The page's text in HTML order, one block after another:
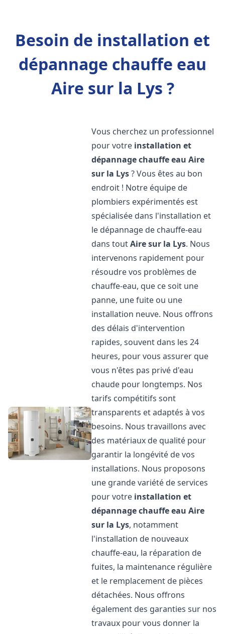
Besoin de installation et
dépannage chauffe eau
Aire sur la Lys ?
Vous cherchez un professionnel
pour votre installation et
dépannage chauffe eau Aire
sur la Lys? Vous êtes au bon
endroit ! Notre équipe de
plombiers expérimentés est
spécialisée dans l'installation et
le dépannage de chauffe-eau
dans toutAire sur la Lys. Nous
intervenons rapidement pour
résoudre vos problèmes de
chauffe-eau, que ce soit une
panne, une fuite ou une
installation neuve. Nous offrons
des délais d'intervention
rapides, souvent dans les 24
heures, pour vous assurer que
vous n'êtes pas privé d'eau
chaude pour longtemps. Nos
tarifs compétitifs sont
transparents et adaptés à vos
besoins. Nous travaillons avec
des matériaux de qualité pour
garantir la longévité de vos
installations. Nous proposons
une grande variété de services
pour votre installation et
dépannage chauffe eau Aire
sur la Lys, notamment
l'installation de nouveaux
chauffe-eau, la réparation de
fuites, la maintenance régulière
et le remplacement de pièces
détachées. Nous offrons
également des garanties sur nos
travaux pour vous donner la